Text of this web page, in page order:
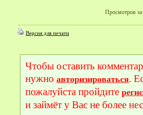
Просмотров за
Версия для печати
Чтобы оставить
нужно авторизироваться.
пожалуйста пройдите
и займёт у Вас не более